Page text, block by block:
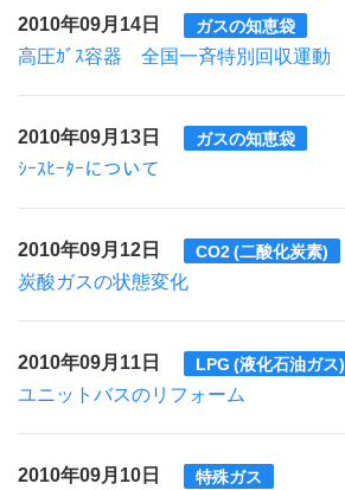
2010年09月14日 ガスの知恵袋
高圧ｶﾞｽ容器 全国一斉特別回収運動
2010年09月13日 ガスの知恵袋
ｼｰｽﾋｰﾀｰについて
2010年09月12日 CO2 (二酸化炭素)
炭酸ガスの状態変化
2010年09月11日 LPG (液化石油ガス)
ユニットバスのリフォーム
2010年09月10日 特殊ガス